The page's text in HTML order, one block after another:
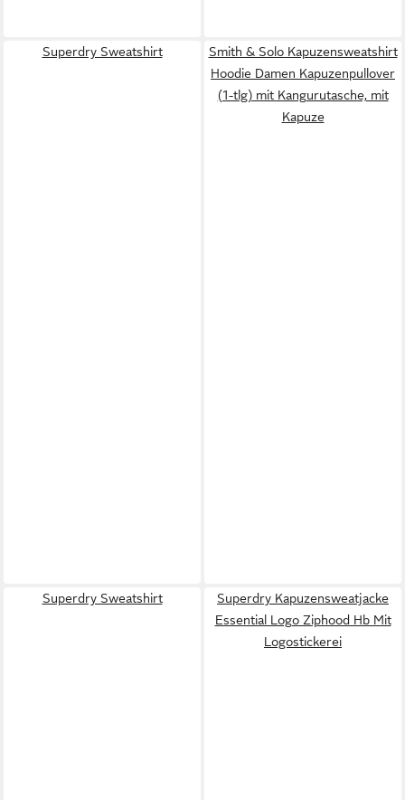
Superdry Sweatshirt
Smith & Solo Kapuzensweatshirt
Hoodie Damen Kapuzenpullover
(1-tlg) mit Kangurutasche, mit
Kapuze
Superdry Sweatshirt
Superdry Kapuzensweatjacke
Essential Logo Ziphood Hb Mit
Logostickerei